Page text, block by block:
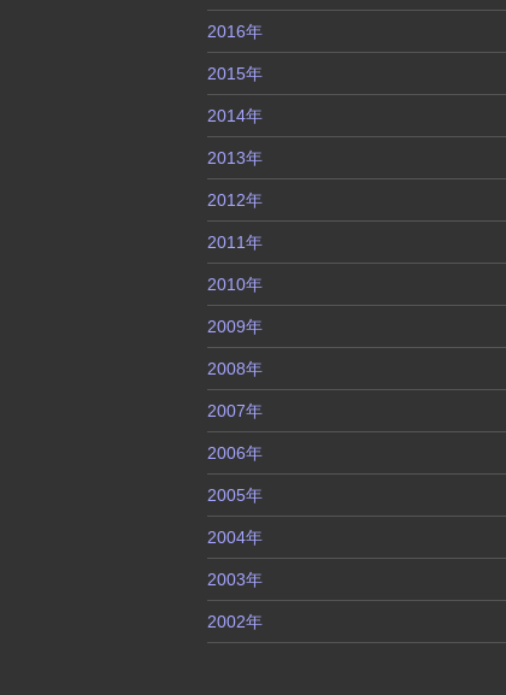
2016年
2015年
2014年
2013年
2012年
2011年
2010年
2009年
2008年
2007年
2006年
2005年
2004年
2003年
2002年